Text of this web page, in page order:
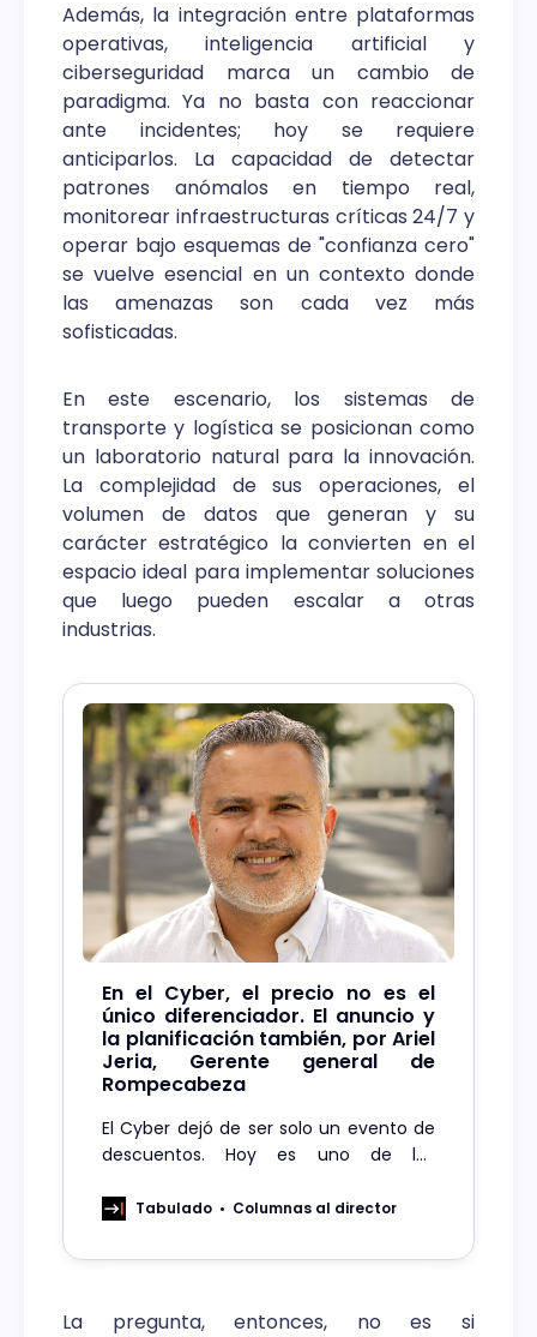
Además, la integración entre plataformas
operativas, inteligencia artificial y
ciberseguridad marca un cambio de
paradigma. Ya no basta con reaccionar
ante incidentes; hoy se requiere
anticiparlos. La capacidad de detectar
patrones anómalos en tiempo real,
monitorear infraestructuras críticas 24/7 y
operar bajo esquemas de "confianza cero"
se vuelve esencial en un contexto donde
las amenazas son cada vez más
sofisticadas.
En este escenario, los sistemas de
transporte y logística se posicionan como
un laboratorio natural para la innovación.
La complejidad de sus operaciones, el
volumen de datos que generan y su
carácter estratégico la convierten en el
espacio ideal para implementar soluciones
que luego pueden escalar a otras
industrias.
En el Cyber, el precio no es el
único diferenciador. El anuncio y
la planificación también, por Ariel
Jeria, Gerente general de
Rompecabeza
El Cyber dejó de ser solo un evento de
descuentos. Hoy es uno de los
y competitivos del año. Durante el
marcas y se registraron cerca de 5,8
por más de US$520 millones. La carrera
Tabulado Columnas al director
La pregunta, entonces, no es si